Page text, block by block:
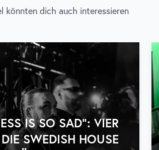
könnten dich auch interessieren
IS SO SAD“: VIER
SWEDISH HOUSE